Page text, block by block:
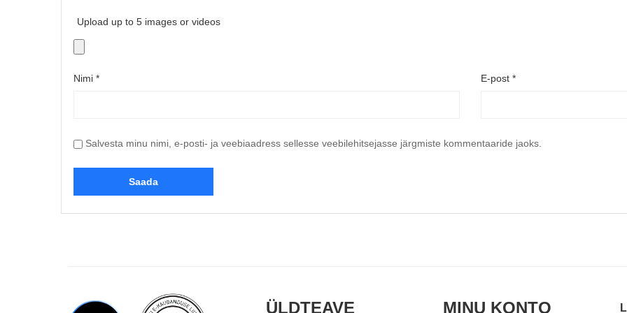
Upload up to 5 images or videos
Nimi * E-post *
Salvesta minu nimi, e-posti- ja veebiaadress sellesse veebilehitsejasse järgmiste kommentaaride jaoks.
ÜLDTEAVE MINU KONTO